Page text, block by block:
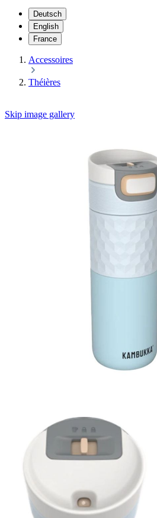
Deutsch
English
France
Accessoires
Théières
Skip image gallery